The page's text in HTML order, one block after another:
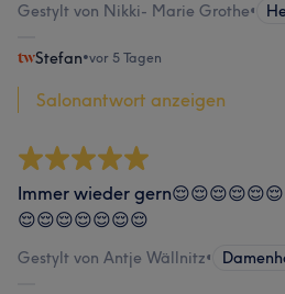
Gestylt von Nikki- Marie Grothe•
Stefan•vor 5 Tagen
Salonantwort anzeigen
Immer wieder
😌😌😌😌😌😌😌
Gestylt von Antje Wällnitz•